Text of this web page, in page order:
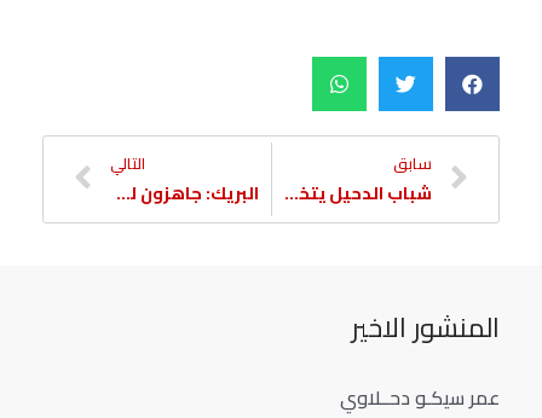
سابق
شباب الدحيل يتخطى الوكرة في الدوري
التالي
البريك: جاهزون للغرافة وطموحنا تغيير صورة الفريق
المنشور الاخير
عمر سيكـو دحــلاوي